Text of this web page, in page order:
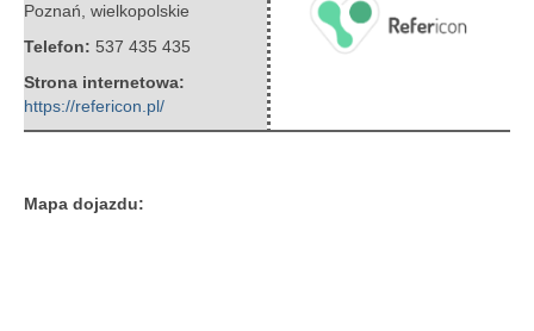
Poznań wielkopolskie
Telefon: 537 435 435
Strona internetowa:
https://refericon.pl/
Mapa dojazdu: